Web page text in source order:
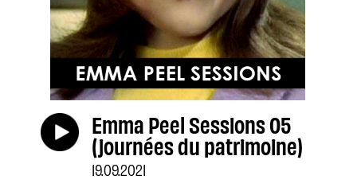
Emma Peel Sessions 05
(journées du patrimoine)
19.09.2021